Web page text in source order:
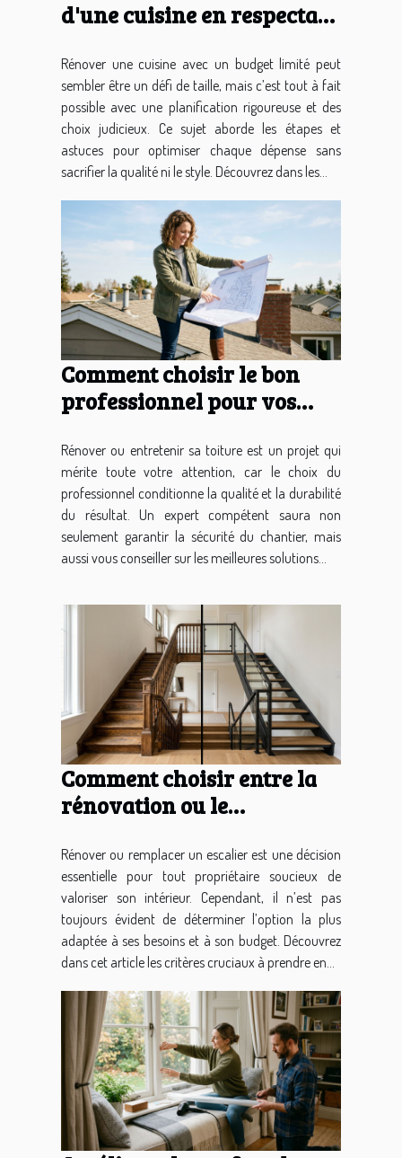
d'une cuisine en respectant
Rénover une cuisine avec un budget limité peut
sembler être un défi de taille, mais c’est tout à fait
possible avec une planification rigoureuse et des
choix judicieux. Ce sujet aborde les étapes et
astuces pour optimiser chaque dépense sans
sacrifier la qualité ni le style. Découvrez dans les...
Comment choisir le bon
professionnel pour vos
Rénover ou entretenir sa toiture est un projet qui
mérite toute votre attention, car le choix du
professionnel conditionne la qualité et la durabilité
du résultat. Un expert compétent saura non
seulement garantir la sécurité du chantier, mais
aussi vous conseiller sur les meilleures solutions...
Comment choisir entre la
rénovation ou le
escalier ?
Rénover ou remplacer un escalier est une décision
essentielle pour tout propriétaire soucieux de
valoriser son intérieur. Cependant, il n’est pas
toujours évident de déterminer l’option la plus
adaptée à ses besoins et à son budget. Découvrez
dans cet article les critères cruciaux à prendre en...